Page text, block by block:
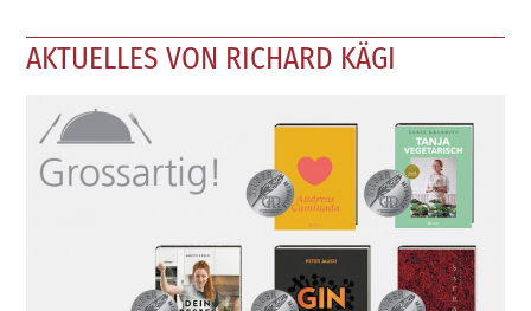
AKTUELLES VON RICHARD KÄGI